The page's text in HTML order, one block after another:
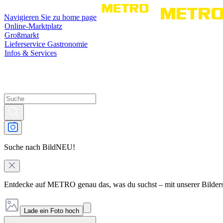
Navigieren Sie zu home page
Online-Marktplatz
Großmarkt
Lieferservice Gastronomie
Infos & Services
Suche nach BildNEU!
Entdecke auf METRO genau das, was du suchst – mit unserer
Lade ein Foto hoch